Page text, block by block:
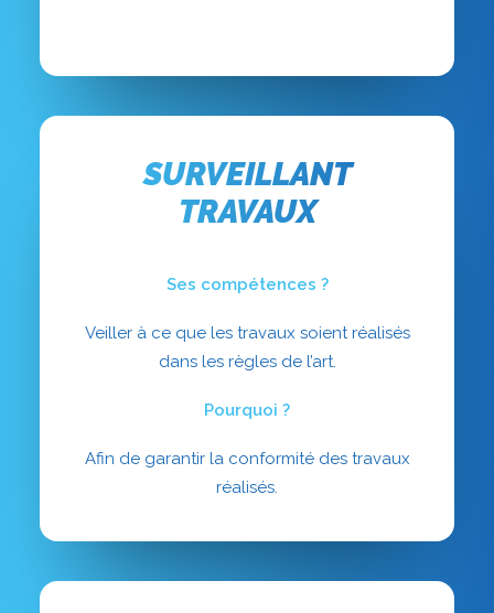
SURVEILLANT
TRAVAUX
Ses compétences ?
Veiller à ce que les travaux soient réalisés
dans les règles de l’art.
Pourquoi ?
Afin de garantir la conformité des travaux
réalisés.